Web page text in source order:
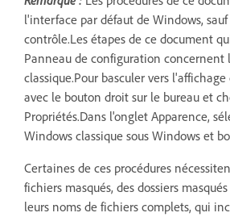
l'interface par défaut de Windows,
contrôle.Les étapes de ce document
Panneau de configuration concernent
classique.Pour basculer vers l'affichage
avec le bouton droit sur le bureau et
Propriétés.Dans l'onglet Apparence,
Windows classique sous Windows et
Certaines de ces procédures
fichiers masqués, des dossiers
leurs noms de fichiers complets, qui